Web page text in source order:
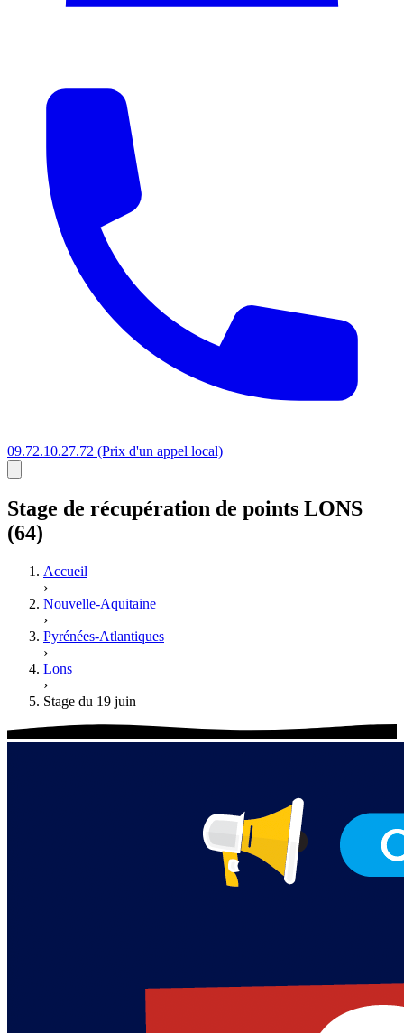
09.72.10.27.72 (Prix d'un appel local)
Stage de récupération de points LONS
(64)
Accueil
›
Nouvelle-Aquitaine
›
Pyrénées-Atlantiques
›
Lons
›
Stage du 19 juin